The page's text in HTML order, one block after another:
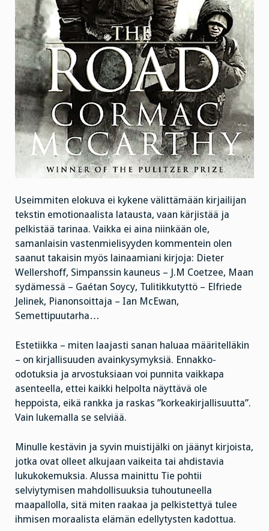
Useimmiten elokuva ei kykene välittämään kirjailijan
tekstin emotionaalista latausta, vaan kärjistää ja
pelkistää tarinaa. Vaikka ei aina niinkään ole,
samanlaisin vastenmielisyyden kommentein olen
saanut takaisin myös lainaamiani kirjoja: Dieter
Wellershoff, Simpanssin kauneus – J.M Coetzee, Maan
sydämessä – Gaétan Soycy, Tulitikkutyttö – Elfriede
Jelinek, Pianonsoittaja – Ian McEwan,
Semettipuutarha…
Estetiikka – miten laajasti sanan haluaa määritelläkin
– on kirjallisuuden avainkysymyksiä. Ennakko-
odotuksia ja arvostuksiaan voi punnita vaikkapa
asenteella, ettei kaikki helpolta näyttävä ole
heppoista, eikä rankka ja raskas ”korkeakirjallisuutta”.
Vain lukemalla se selviää.
Minulle kestävin ja syvin muistijälki on jäänyt kirjoista,
jotka ovat olleet alkujaan vaikeita tai ahdistavia
lukukokemuksia. Alussa mainittu Tie pohtii
selviytymisen mahdollisuuksia tuhoutuneella
maapallolla, sitä miten raakaa ja pelkistettyä tulee
ihmisen moraalista elämän edellytysten kadottua.